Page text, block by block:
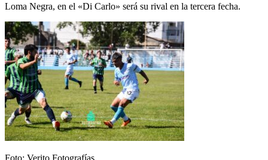
Loma Negra, en el «Di Carlo» será su rival en la tercera fecha.
Foto: Verito Fotografías